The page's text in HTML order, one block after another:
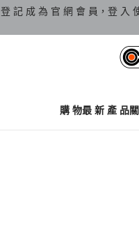
登 記 成 為 官 網 會 員，登 入
購 物最 新 產 品